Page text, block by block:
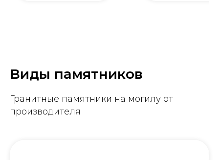
Виды памятников
Гранитные памятники на могилу от
производителя